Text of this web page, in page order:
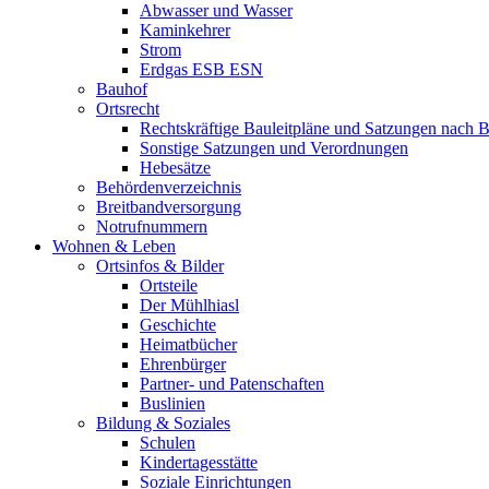
Abwasser und Wasser
Kaminkehrer
Strom
Erdgas ESB ESN
Bauhof
Ortsrecht
Rechtskräftige Bauleitpläne und Satzungen nach
Sonstige Satzungen und Verordnungen
Hebesätze
Behördenverzeichnis
Breitbandversorgung
Notrufnummern
Wohnen & Leben
Ortsinfos & Bilder
Ortsteile
Der Mühlhiasl
Geschichte
Heimatbücher
Ehrenbürger
Partner- und Patenschaften
Buslinien
Bildung & Soziales
Schulen
Kindertagesstätte
Soziale Einrichtungen